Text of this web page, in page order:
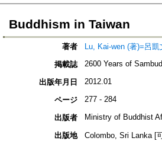
Buddhism in Taiwan
著者
Lu, Kai-wen (著)=呂凱
掲載誌
2600 Years of
出版年月日 2012.01
ページ 277 - 284
出版者 Ministry of Buddhist
出版地
Colombo, Sri Lanka [